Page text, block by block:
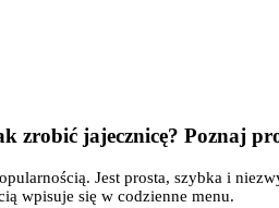
zrobić jajecznicę? Poznaj
Jest prosta, szybka i
wpisuje się w codzienne menu.